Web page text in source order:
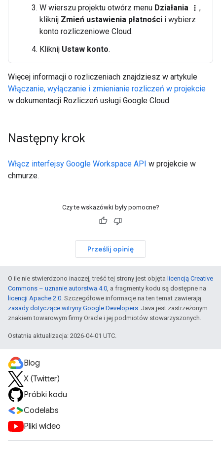
W wierszu projektu otwórz menu Działania more_vert ,
kliknij Zmień ustawienia płatności i wybierz
konto rozliczeniowe Cloud.
Kliknij Ustaw konto.
Więcej informacji o rozliczeniach znajdziesz w artykule
Włączanie, wyłączanie i zmienianie rozliczeń w projekcie
w dokumentacji Rozliczeń usługi Google Cloud.
Następny krok
Włącz interfejsy Google Workspace API w projekcie w
chmurze.
Czy te wskazówki były pomocne?
Prześlij opinię
O ile nie stwierdzono inaczej, treść tej strony jest objęta licencją Creative
Commons – uznanie autorstwa 4.0, a fragmenty kodu są dostępne na
licencji Apache 2.0. Szczegółowe informacje na ten temat zawierają
zasady dotyczące witryny Google Developers. Java jest zastrzeżonym
znakiem towarowym firmy Oracle i jej podmiotów stowarzyszonych.
Ostatnia aktualizacja: 2026-04-01 UTC.
Blog
X (Twitter)
Próbki kodu
Codelabs
Pliki wideo